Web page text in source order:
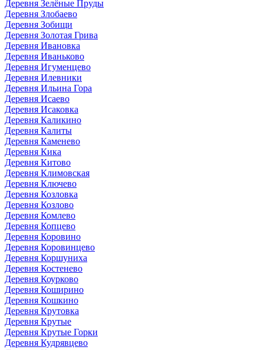
Деревня Зелёные Пруды
Деревня Злобаево
Деревня Зобищи
Деревня Золотая Грива
Деревня Ивановка
Деревня Иваньково
Деревня Игуменцево
Деревня Илевники
Деревня Ильина Гора
Деревня Исаево
Деревня Исаковка
Деревня Каликино
Деревня Калиты
Деревня Каменево
Деревня Кика
Деревня Китово
Деревня Климовская
Деревня Ключево
Деревня Козловка
Деревня Козлово
Деревня Комлево
Деревня Копцево
Деревня Коровино
Деревня Коровинцево
Деревня Коршуниха
Деревня Костенево
Деревня Коурково
Деревня Коширино
Деревня Кошкино
Деревня Крутовка
Деревня Крутые
Деревня Крутые Горки
Деревня Кудрявцево